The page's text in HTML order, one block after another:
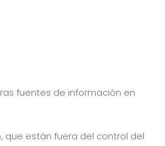
fuentes de información en
que están fuera del control del